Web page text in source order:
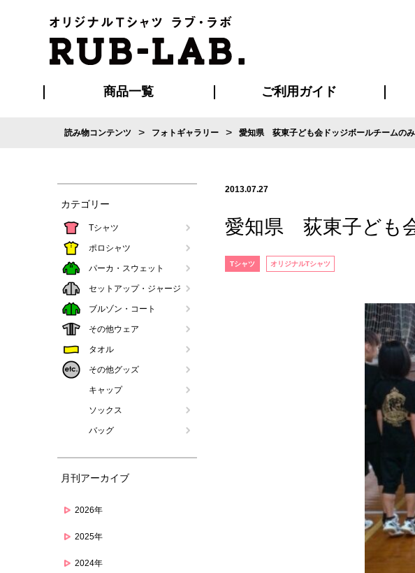
商品一覧 ご利用ガイド
ご利用ガイド
はじめての方へ
再注文の方へ
お支払い方法について
割引まとめページ
発送・特急サービスについて
版の保管期限について
よくある質問
読み物コンテンツ > フォトギャラリー > 愛知県 荻東子ども会ドッジボールチームの
カテゴリー
Tシャツ
ポロシャツ
パーカ・スウェット
セットアップ・ジャージ
ブルゾン・コート
その他ウェア
タオル
その他グッズ
キャップ
ソックス
バッグ
月刊アーカイブ
2026年
2025年
2024年
2013.07.27
愛知県 荻東子ども
Tシャツ オリジナルTシャツ